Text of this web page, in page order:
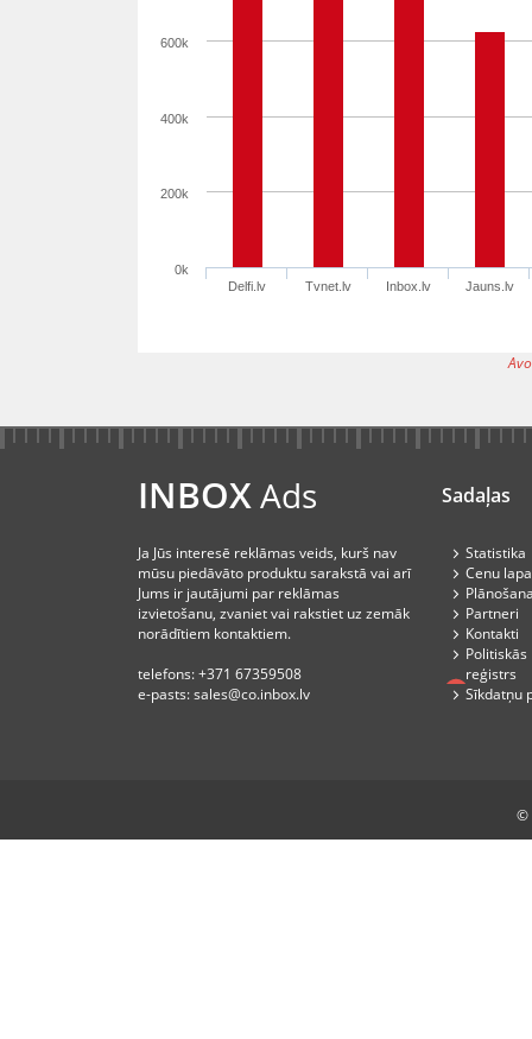
Delfi.lv Tvnet.lv Inbox.lv Jauns.lv
0k
200k
400k
600k
INBOXAds
Ja Jūs interesē reklāmas veids, kurš nav
mūsu piedāvāto produktu sarakstā vai arī
Jums ir jautājumi par reklāmas
izvietošanu, zvaniet vai rakstiet uz zemāk
norādītiem kontaktiem.
telefons:+371 67359508
e-pasts:sales@co.inbox.lv
Sadaļas
Statistika
Cenu lapa
Partneri
Kontakti
reģistrs
Sīkdatņu
©